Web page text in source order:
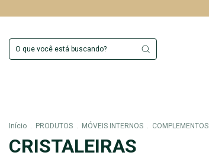
Início . PRODUTOS . MÓVEIS INTERNOS . COMPLEMENTOS
CRISTALEIRAS